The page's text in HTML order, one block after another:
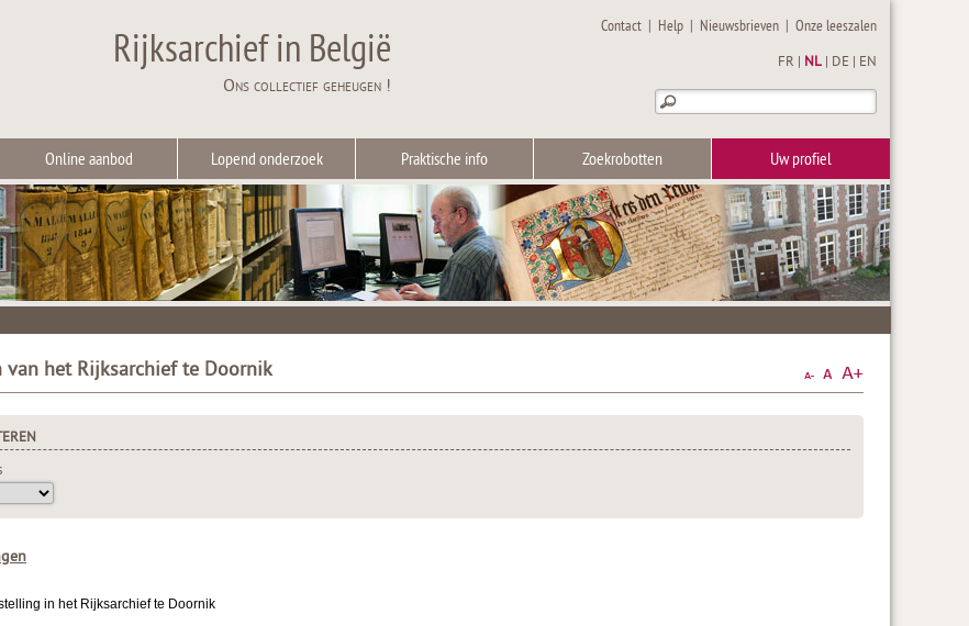
Rijksarchief in België
Ons collectief geheugen !
Contact | Help | Nieuwsbrieven |Onze leeszalen
FR NL DE EN
Online aanbod Lopend onderzoek Praktische info Zoekrobotten Uw profiel
van het Rijksarchief te Doornik
in het Rijksarchief te Doornik